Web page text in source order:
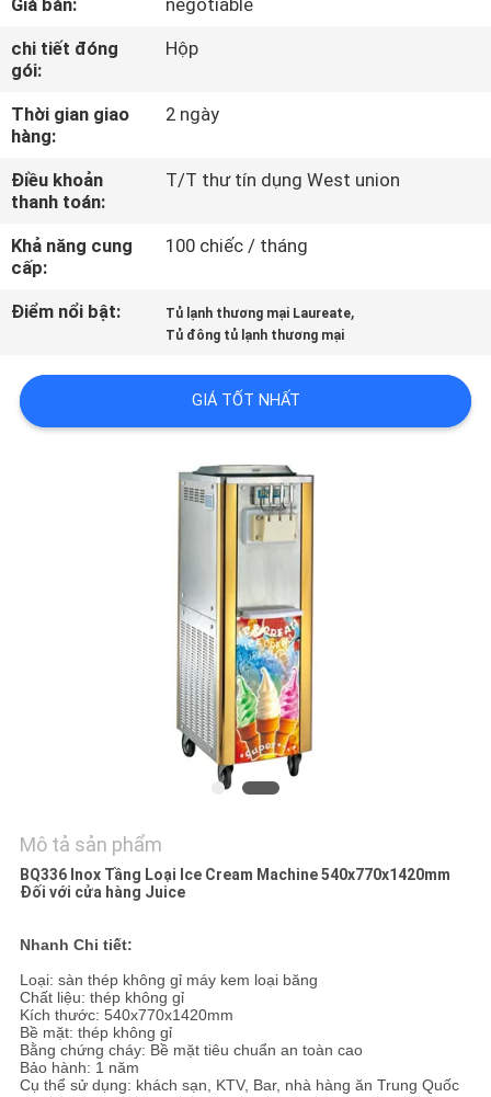
THAM
QUAN
NHÀ
MÁY
KIỂM
SOÁT
CHẤT
LIÊN
VR
ĐỒ
TRANG
WEB
Giá bán:
negotiable
chi tiết đóng
gói:
Hộp
Thời gian giao
hàng:
2 ngày
Điều khoản
thanh toán:
T/T thư tín dụng West union
Khả năng cung
cấp:
100 chiếc / tháng
Điểm nổi bật: Tủ lạnh thương mại Laureate,
Tủ đông tủ lạnh thương mại
GIÁ TỐT NHẤT
Mô tả sản phẩm
BQ336 Inox Tầng Loại Ice Cream Machine 540x770x1420mm
Đối với cửa hàng Juice
Nhanh Chi tiết:
Loại: sàn thép không gỉ máy kem loại băng
Chất liệu: thép không gỉ
Kích thước: 540x770x1420mm
Bề mặt: thép không gỉ
Bằng chứng cháy: Bề mặt tiêu chuẩn an toàn cao
Bảo hành: 1 năm
Cụ thể sử dụng: khách sạn, KTV, Bar, nhà hàng ăn Trung Quốc